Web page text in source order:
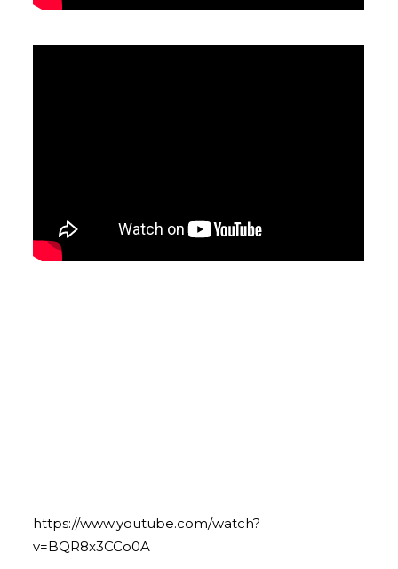
https://www.youtube.com/watch?
v=BQR8x3CCo0A